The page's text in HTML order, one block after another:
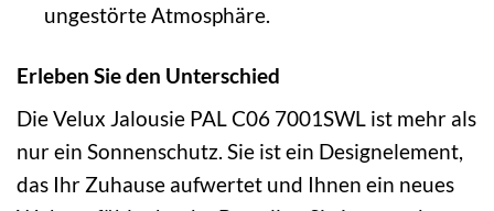
ungestörte Atmosphäre.
Erleben Sie den Unterschied
Die Velux Jalousie PAL C06 7001SWL ist mehr als
nur ein Sonnenschutz. Sie ist ein Designelement,
das Ihr Zuhause aufwertet und Ihnen ein neues